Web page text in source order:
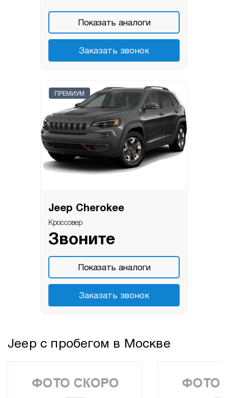
Показать аналоги
Заказать звонок
ПРЕМИУМ
Jeep Cherokee
Кроссовер
Звоните
Показать аналоги
Заказать звонок
Jeep с пробегом в Москве